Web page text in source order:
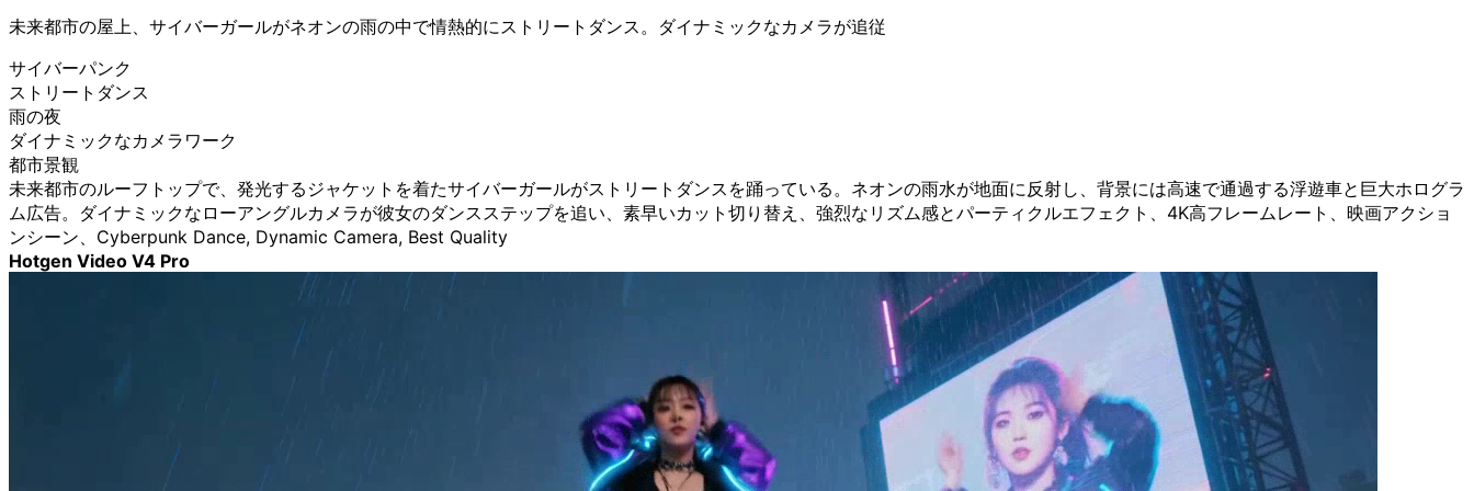
未来都市の屋上、サイバーガールがネオンの雨の中で情熱的にストリートダンス。ダイナミックなカメラが追従
サイバーパンク
ストリートダンス
雨の夜
ダイナミックなカメラワーク
都市景観
未来都市のルーフトップで、発光するジャケットを着たサイバーガールがストリートダンスを踊っている。ネオンの雨水が地面に反射し、背景には高速で通過する浮遊車と巨大ホログラ
ム広告。ダイナミックなローアングルカメラが彼女のダンスステップを追い、素早いカット切り替え、強烈なリズム感とパーティクルエフェクト、4K高フレームレート、映画アクショ
ンシーン、Cyberpunk Dance, Dynamic Camera, Best Quality
Hotgen Video V4 Pro